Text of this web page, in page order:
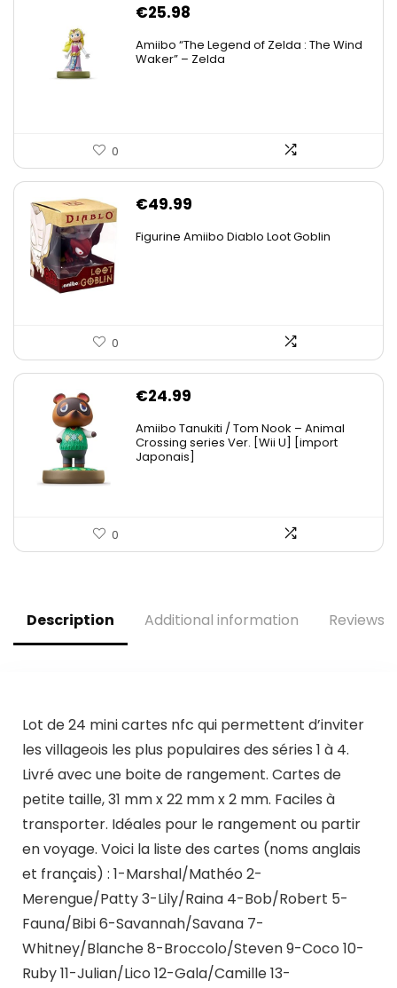
€25.98
Amiibo “The Legend of Zelda : The Wind
Waker” – Zelda
0
€49.99
Figurine Amiibo Diablo Loot Goblin
0
€24.99
Amiibo Tanukiti / Tom Nook – Animal
Crossing series Ver. [Wii U] [import
Japonais]
0
Description Additional information Reviews
Lot de 24 mini cartes nfc qui permettent d’inviter
les villageois les plus populaires des séries 1 à 4.
Livré avec une boite de rangement. Cartes de
petite taille, 31 mm x 22 mm x 2 mm. Faciles à
transporter. Idéales pour le rangement ou partir
en voyage. Voici la liste des cartes (noms anglais
et français) : 1-Marshal/Mathéo 2-
Merengue/Patty 3-Lily/Raina 4-Bob/Robert 5-
Fauna/Bibi 6-Savannah/Savana 7-
Whitney/Blanche 8-Broccolo/Steven 9-Coco 10-
Ruby 11-Julian/Lico 12-Gala/Camille 13-